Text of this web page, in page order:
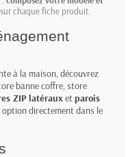
chaque fiche produit.
à la maison, découvrez
banne coffre, store
ZIP latérauxet parois
directement dans le